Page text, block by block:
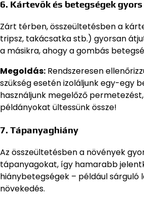
6. Kártevők és betegségek
Zárt térben, összeültetésben a
tripsz, takácsatka stb.) gyorsan
a másikra, ahogy a gombás
Megoldás: Rendszeresen
szükség esetén izoláljunk egy-egy
használjunk megelőző
példányokat ültessünk össze!
7. Tápanyaghiány
Az összeültetésben a növények
tápanyagokat, így hamarabb
hiánybetegségek – például sárguló
növekedés.